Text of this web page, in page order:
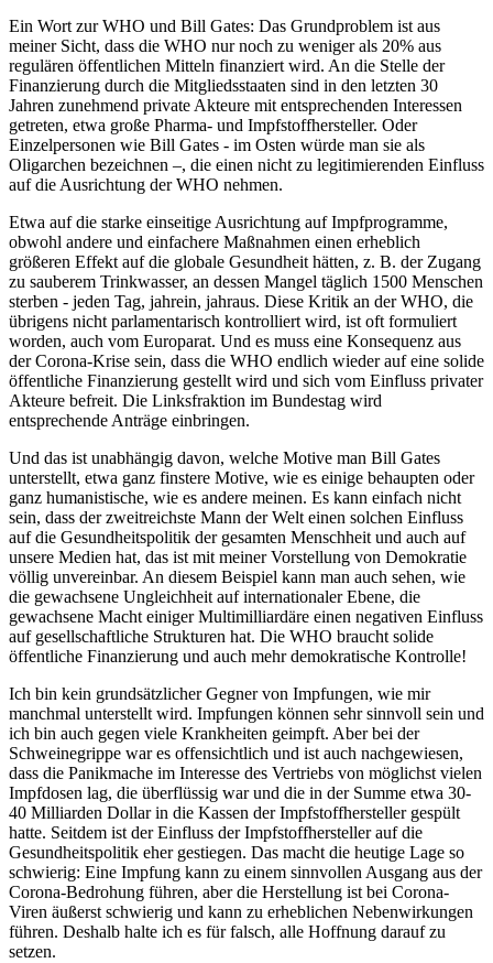
Ein Wort zur WHO und Bill Gates: Das Grundproblem ist aus
meiner Sicht, dass die WHO nur noch zu weniger als 20% aus
regulären öffentlichen Mitteln finanziert wird. An die Stelle der
Finanzierung durch die Mitgliedsstaaten sind in den letzten 30
Jahren zunehmend private Akteure mit entsprechenden Interessen
getreten, etwa große Pharma- und Impfstoffhersteller. Oder
Einzelpersonen wie Bill Gates - im Osten würde man sie als
Oligarchen bezeichnen –, die einen nicht zu legitimierenden Einfluss
auf die Ausrichtung der WHO nehmen.
Etwa auf die starke einseitige Ausrichtung auf Impfprogramme,
obwohl andere und einfachere Maßnahmen einen erheblich
größeren Effekt auf die globale Gesundheit hätten, z. B. der Zugang
zu sauberem Trinkwasser, an dessen Mangel täglich 1500 Menschen
sterben - jeden Tag, jahrein, jahraus. Diese Kritik an der WHO, die
übrigens nicht parlamentarisch kontrolliert wird, ist oft formuliert
worden, auch vom Europarat. Und es muss eine Konsequenz aus
der Corona-Krise sein, dass die WHO endlich wieder auf eine solide
öffentliche Finanzierung gestellt wird und sich vom Einfluss privater
Akteure befreit. Die Linksfraktion im Bundestag wird
entsprechende Anträge einbringen.
Und das ist unabhängig davon, welche Motive man Bill Gates
unterstellt, etwa ganz finstere Motive, wie es einige behaupten oder
ganz humanistische, wie es andere meinen. Es kann einfach nicht
sein, dass der zweitreichste Mann der Welt einen solchen Einfluss
auf die Gesundheitspolitik der gesamten Menschheit und auch auf
unsere Medien hat, das ist mit meiner Vorstellung von Demokratie
völlig unvereinbar. An diesem Beispiel kann man auch sehen, wie
die gewachsene Ungleichheit auf internationaler Ebene, die
gewachsene Macht einiger Multimilliardäre einen negativen Einfluss
auf gesellschaftliche Strukturen hat. Die WHO braucht solide
öffentliche Finanzierung und auch mehr demokratische Kontrolle!
Ich bin kein grundsätzlicher Gegner von Impfungen, wie mir
manchmal unterstellt wird. Impfungen können sehr sinnvoll sein und
ich bin auch gegen viele Krankheiten geimpft. Aber bei der
Schweinegrippe war es offensichtlich und ist auch nachgewiesen,
dass die Panikmache im Interesse des Vertriebs von möglichst vielen
Impfdosen lag, die überflüssig war und die in der Summe etwa 30-
40 Milliarden Dollar in die Kassen der Impfstoffhersteller gespült
hatte. Seitdem ist der Einfluss der Impfstoffhersteller auf die
Gesundheitspolitik eher gestiegen. Das macht die heutige Lage so
schwierig: Eine Impfung kann zu einem sinnvollen Ausgang aus der
Corona-Bedrohung führen, aber die Herstellung ist bei Corona-
Viren äußerst schwierig und kann zu erheblichen Nebenwirkungen
führen. Deshalb halte ich es für falsch, alle Hoffnung darauf zu
setzen.